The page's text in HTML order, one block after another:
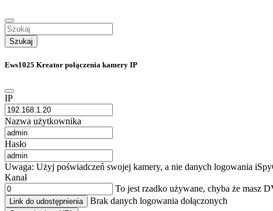
Szukaj
Ews1025 Kreator połączenia kamery IP
IP
Nazwa użytkownika
Hasło
Uwaga: Użyj poświadczeń swojej kamery, a nie danych logowania
Kanał
To jest rzadko używane, chyba że masz
Link do udostępnienia Brak danych logowania dołączonych